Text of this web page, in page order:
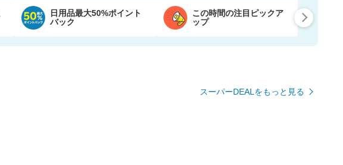
日用品最大50%ポイント
バック
この時間の注目ピックア
ップ
スーパーDEALをもっと見る